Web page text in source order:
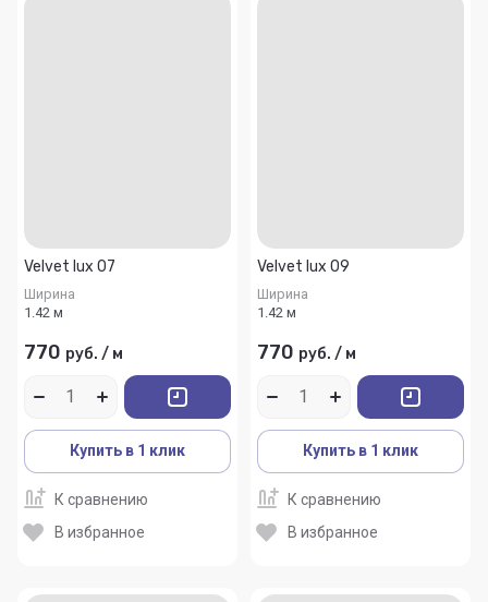
Velvet lux 07
Ширина
1.42 м
770 руб. / м
Купить в 1 клик
К сравнению
В избранное
Velvet lux 09
Ширина
1.42 м
770 руб. / м
Купить в 1 клик
К сравнению
В избранное